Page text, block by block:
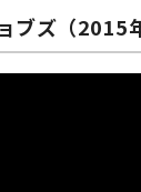
ブズ（2015